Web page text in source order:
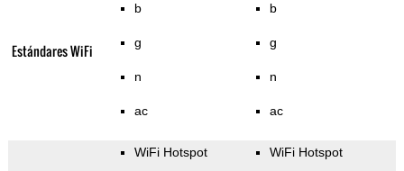
Estándares WiFi
b
g
n
ac
b
g
n
ac
WiFi Hotspot WiFi Hotspot